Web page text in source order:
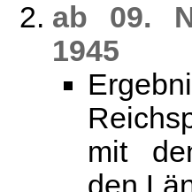
ab 09.
1945
mit
den